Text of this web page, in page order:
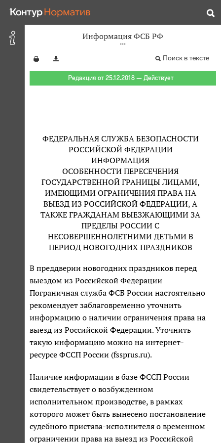
Информация ФСБ РФ
Поиск в тексте
Редакция от 25.12.2018 — Действует
ФЕДЕРАЛЬНАЯ СЛУЖБА БЕЗОПАСНОСТИ
РОССИЙСКОЙ ФЕДЕРАЦИИ
ИНФОРМАЦИЯ
ОСОБЕННОСТИ ПЕРЕСЕЧЕНИЯ
ГОСУДАРСТВЕННОЙ ГРАНИЦЫ ЛИЦАМИ,
ИМЕЮЩИМИ ОГРАНИЧЕНИЯ ПРАВА НА
ВЫЕЗД ИЗ РОССИЙСКОЙ ФЕДЕРАЦИИ, А
ТАКЖЕ ГРАЖДАНАМ ВЫЕЗЖАЮЩИМИ ЗА
ПРЕДЕЛЫ РОССИИ С
НЕСОВЕРШЕННОЛЕТНИМИ ДЕТЬМИ В
ПЕРИОД НОВОГОДНИХ ПРАЗДНИКОВ
В преддверии новогодних праздников перед
выездом из Российской Федерации
Пограничная служба ФСБ России настоятельно
рекомендует заблаговременно уточнить
информацию о наличии ограничения права на
выезд из Российской Федерации. Уточнить
такую информацию можно на интернет-
ресурсе ФССП России (fssprus.ru).
Наличие информации в базе ФССП России
свидетельствует о возбужденном
исполнительном производстве, в рамках
которого может быть вынесено постановление
судебного пристава-исполнителя о временном
ограничении права на выезд из Российской